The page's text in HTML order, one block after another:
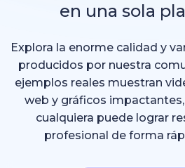
en una sola
Explora la enorme calidad y
producidos por nuestra
ejemplos reales muestran
web y gráficos
cualquiera puede lograr
profesional de forma